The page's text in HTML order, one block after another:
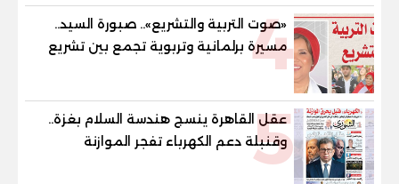
4
«صوت التربية والتشريع».. صبورة السيد..
مسيرة برلمانية وتربوية تجمع بين تشريع
القوانين وصناعة الأجيال لبناء الإنسان
5
عقل القاهرة ينسج هندسة السلام بغزة..
وقنبلة دعم الكهرباء تفجر الموازنة